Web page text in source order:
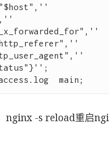
nginx -s reload重启